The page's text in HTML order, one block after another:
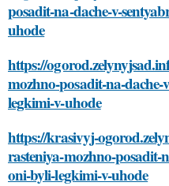
posadit-na-dache-v-
uhode
https://
mozhno-posadit-na-
legkimi-v-uhode
https://krasivyj-
rasteniya-mozhno-posadit-
oni-byli-legkimi-v-uhode